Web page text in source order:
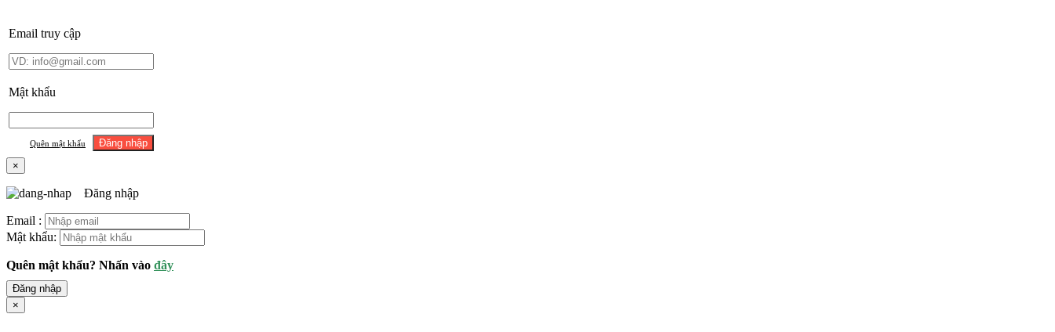
Email truy cập
Mật khẩu
Quên mật khẩu
×
Đăng nhập
Email :
Mật khẩu:
Quên mật khẩu? Nhấn vào đây
Đăng nhập
×